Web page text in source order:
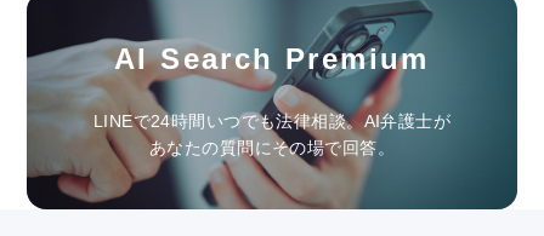
AI Search Premium
LINEで24時間いつでも法律相談。AI弁護士が
あなたの質問にその場で回答。